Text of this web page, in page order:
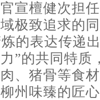
宣檀健次担
极致追求的
的表达传递
”的共同特质
、猪骨等食
州味臻的匠